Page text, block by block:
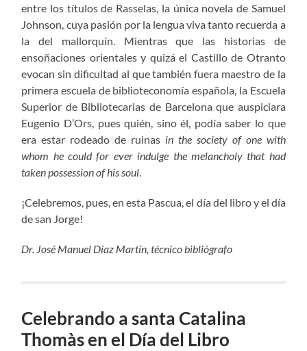
entre los títulos de Rasselas, la única novela de Samuel
Johnson, cuya pasión por la lengua viva tanto recuerda a
la del mallorquín. Mientras que las historias de
ensoñaciones orientales y quizá el Castillo de Otranto
evocan sin dificultad al que también fuera maestro de la
primera escuela de biblioteconomía española, la Escuela
Superior de Bibliotecarias de Barcelona que auspiciara
Eugenio D’Ors, pues quién, sino él, podía saber lo que
era estar rodeado de ruinas in the society of one with
whom he could for ever indulge the melancholy that had
taken possession of his soul.
¡Celebremos, pues, en esta Pascua, el día del libro y el día
de san Jorge!
Dr. José Manuel Díaz Martín, técnico bibliógrafo
Celebrando a santa Catalina
Thomàs en el Día del Libro